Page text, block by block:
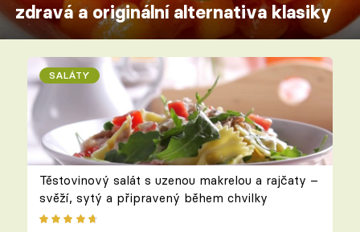
zdravá a originální alternativa klasiky
SALÁTY
Těstovinový salát s uzenou makrelou a rajčaty –
svěží, sytý a připravený během chvilky